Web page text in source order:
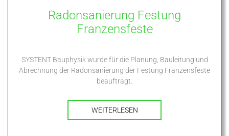
Radonsanierung Festung
Franzensfeste
SYSTENT Bauphysik wurde für die Planung, Bauleitung und
Abrechnung der Radonsanierung der Festung Franzensfeste
beauftragt.
WEITERLESEN